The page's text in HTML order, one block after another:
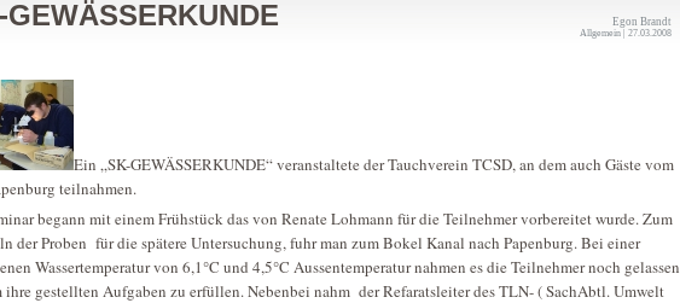
GEWÄSSERKUNDE Egon Brandt
Allgemein | 27.03.2008
Ein „SK-GEWÄSSERKUNDE“ veranstaltete der Tauchverein TCSD, an dem auch Gäste vom
teilnahmen.
begann mit einem Frühstück das von Renate Lohmann für die Teilnehmer vorbereitet wurde. Zum
der Proben für die spätere Untersuchung, fuhr man zum Bokel Kanal nach Papenburg. Bei einer
Wassertemperatur von 6,1°C und 4,5°C Aussentemperatur nahmen es die Teilnehmer noch gelassen
ihre gestellten Aufgaben zu erfüllen. Nebenbei nahm der Refaratsleiter des TLN- ( SachAbtl. Umwelt